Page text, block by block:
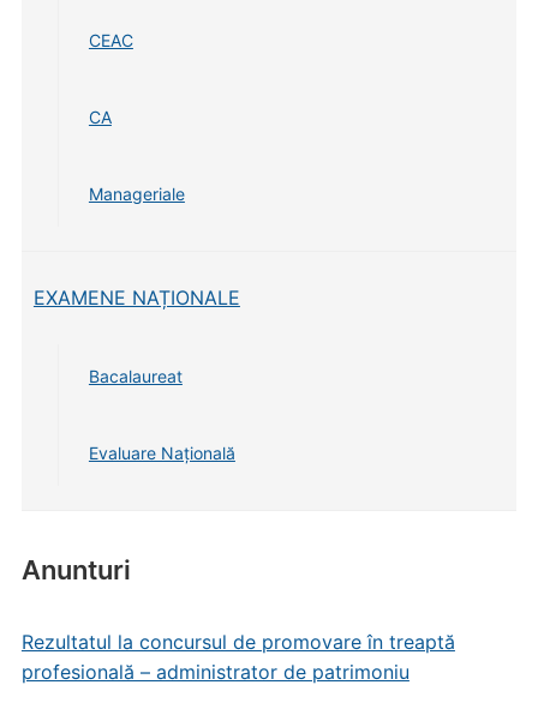
CEAC
CA
Manageriale
EXAMENE NAȚIONALE
Bacalaureat
Evaluare Națională
Anunturi
Rezultatul la concursul de promovare în treaptă
profesională – administrator de patrimoniu